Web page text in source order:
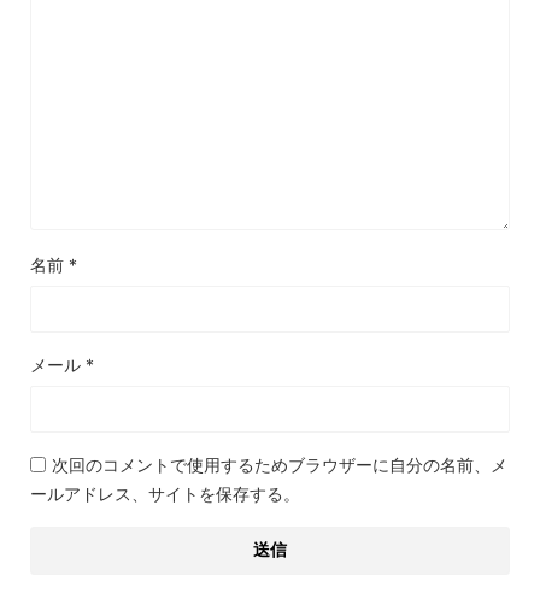
名前 *
メール *
次回のコメントで使用するためブラウザーに自分の名前、メ
ールアドレス、サイトを保存する。